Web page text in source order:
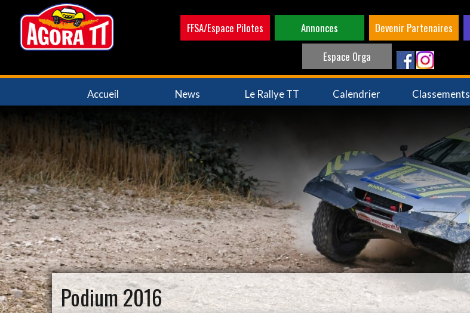
contenu
principal
FFSA/Espace Pilotes Annonces Devenir Partenaires
Espace Orga
Navigation
principale
Accueil News Le Rallye TT Calendrier Classements
Podium 2016